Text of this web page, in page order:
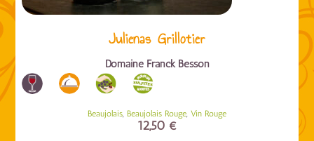
Julienas Grillotier
Domaine Franck Besson
Beaujolais, Beaujolais Rouge, Vin Rouge
12,50 €